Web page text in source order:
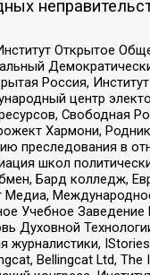
Открытое
Россия,
центр
Свободная
Хармони,
преследования в
школ
Бард колледж,
Международное
Учебное
Духовной
Bellingcat Ltd,